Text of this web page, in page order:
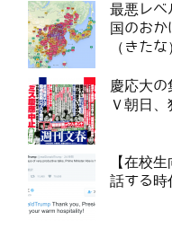
最悪レ
国のお
（きた
慶応大の
Ｖ朝日、
【在校
話する時